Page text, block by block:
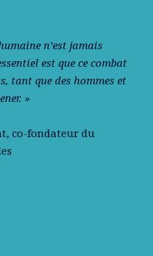
n’est jamais
est que ce combat
tant que des hommes et
»
co-fondateur du